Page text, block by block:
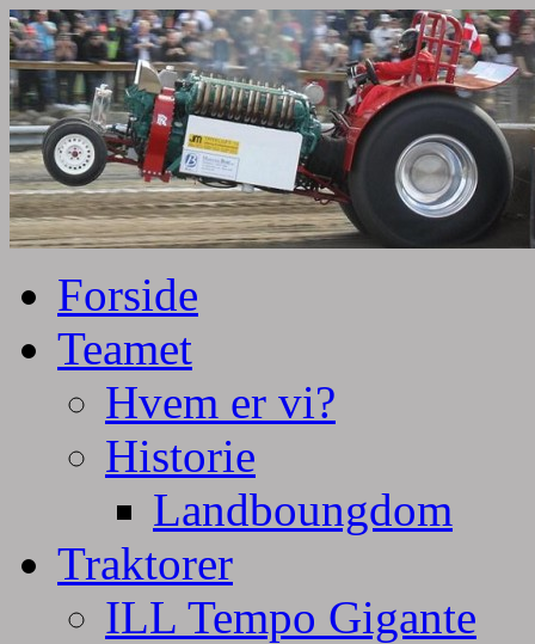
Team Centurie
Tractorpulling, Tractortræk
Forside
Teamet
Hvem er vi?
Historie
Landboungdom
Traktorer
ILL Tempo Gigante